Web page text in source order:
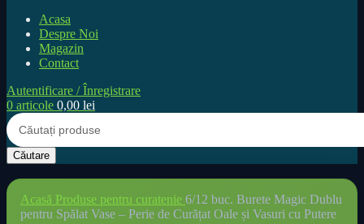
Acasa
Despre Noi
Magazin
Contact
Autentificare / Înregistrare
0 articole 0,00 lei
Căutare
Acasă Produse pentru curatenie 6/12 buc. Burete Magic Dublu
pentru Spălat Vase – Perie de Curățat Oale și Vasuri cu Putere